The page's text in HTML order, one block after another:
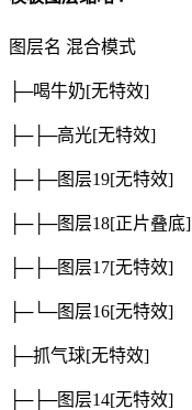
图层名 混合模式
├─喝牛奶[无特效]
├─├─高光[无特效]
├─├─图层19[无特效]
├─├─图层18[正片叠底]
├─├─图层17[无特效]
├─└─图层16[无特效]
├─抓气球[无特效]
├─├─图层14[无特效]